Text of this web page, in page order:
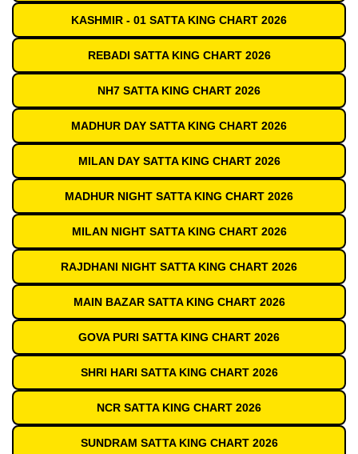
KASHMIR - 01 SATTA KING CHART 2026
REBADI SATTA KING CHART 2026
NH7 SATTA KING CHART 2026
MADHUR DAY SATTA KING CHART 2026
MILAN DAY SATTA KING CHART 2026
MADHUR NIGHT SATTA KING CHART 2026
MILAN NIGHT SATTA KING CHART 2026
RAJDHANI NIGHT SATTA KING CHART 2026
MAIN BAZAR SATTA KING CHART 2026
GOVA PURI SATTA KING CHART 2026
SHRI HARI SATTA KING CHART 2026
NCR SATTA KING CHART 2026
SUNDRAM SATTA KING CHART 2026